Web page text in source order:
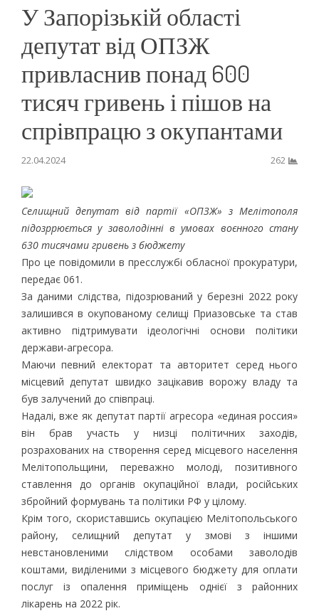
У Запорізькій області
депутат від ОПЗЖ
привласнив понад 600
тисяч гривень і пішов на
спрівпрацю з окупантами
22.04.2024 262
Селищний депутат від партії «ОПЗЖ» з Мелітополя
підозррюється у заволодінні в умовах воєнного стану
630 тисячами гривень з бюджету
Про це повідомили в пресслужбі обласної прокуратури,
передає 061.
За даними слідства, підозрюваний у березні 2022 року
залишився в окупованому селищі Приазовське та став
активно підтримувати ідеологічні основи політики
держави-агресора.
Маючи певний електорат та авторитет серед нього
місцевий депутат швидко зацікавив ворожу владу та
був залучений до співпраці.
Надалі, вже як депутат партії агресора «единая россия»
він брав участь у низці політичних заходів,
розрахованих на створення серед місцевого населення
Мелітопольщини, переважно молоді, позитивного
ставлення до органів окупаційної влади, російських
збройний формувань та політики РФ у цілому.
Крім того, скориставшись окупацією Мелітопольського
району, селищний депутат у змові з іншими
невстановленими слідством особами заволодів
коштами, виділеними з місцевого бюджету для оплати
послуг із опалення приміщень однієї з районних
лікарень на 2022 рік.